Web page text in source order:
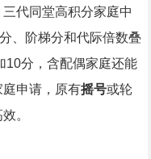
代同堂高积分家庭中
、阶梯分和代际倍数叠
10分，含配偶家庭还能
申请，原有摇号或轮
。